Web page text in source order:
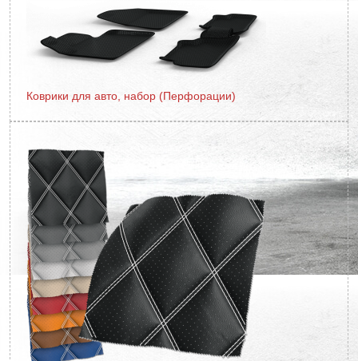
Коврики для авто, набор (Перфорации)